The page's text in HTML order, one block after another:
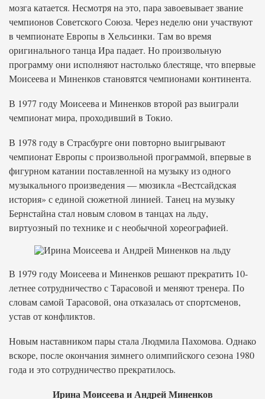
мозга катается. Несмотря на это, пара завоевывает звание
чемпионов Советского Союза. Через неделю они участвуют
в чемпионате Европы в Хельсинки. Там во время
оригинального танца Ира падает. Но произвольную
программу они исполняют настолько блестяще, что впервые
Моисеева и Миненков становятся чемпионами континента.
В 1977 году Моисеева и Миненков второй раз выиграли
чемпионат мира, проходивший в Токио.
В 1978 году в Страсбурге они повторно выигрывают
чемпионат Европы с произвольной программой, впервые в
фигурном катании поставленной на музыку из одного
музыкального произведения — мюзикла «Вестсайдская
история» с единой сюжетной линией. Танец на музыку
Бернстайна стал новым словом в танцах на льду,
виртуозный по технике и с необычной хореографией.
В 1979 году Моисеева и Миненков решают прекратить 10-
летнее сотрудничество с Тарасовой и меняют тренера. По
словам самой Тарасовой, она отказалась от спортсменов,
устав от конфликтов.
Новым наставником пары стала Людмила Пахомова. Однако
вскоре, после окончания зимнего олимпийского сезона 1980
года и это сотрудничество прекратилось.
Ирина Моисеева и Андрей Миненков